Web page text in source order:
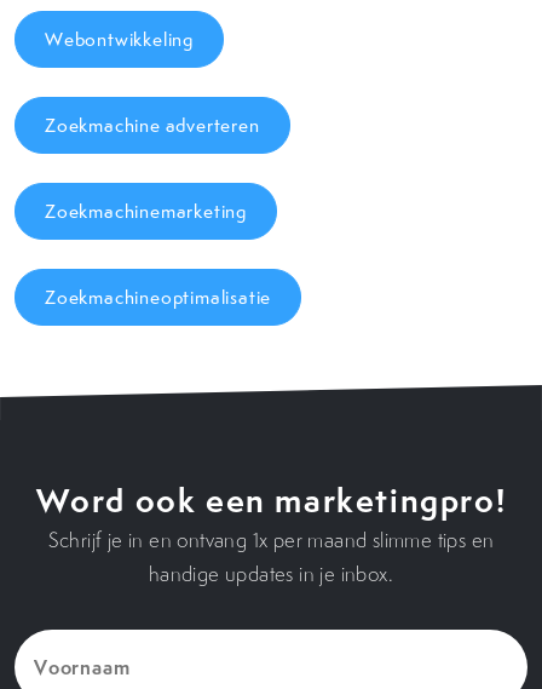
Webontwikkeling
Zoekmachine adverteren
Zoekmachinemarketing
Zoekmachineoptimalisatie
Word ook een marketingpro!
Schrijf je in en ontvang 1x per maand slimme tips en
handige updates in je inbox.
Voornaam
(Vereist)